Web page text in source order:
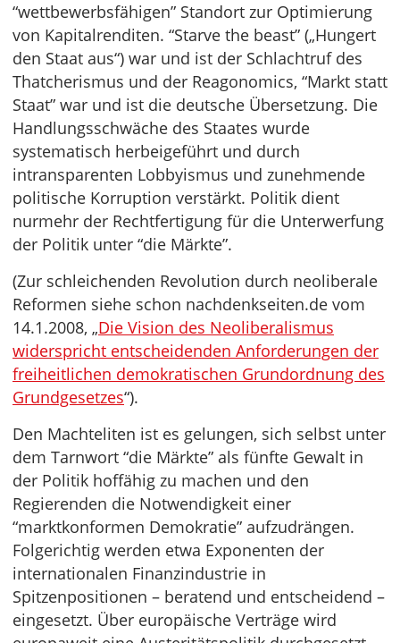
“wettbewerbsfähigen” Standort zur Optimierung
von Kapitalrenditen. “Starve the beast” („Hungert
den Staat aus“) war und ist der Schlachtruf des
Thatcherismus und der Reagonomics, “Markt statt
Staat” war und ist die deutsche Übersetzung. Die
Handlungsschwäche des Staates wurde
systematisch herbeigeführt und durch
intransparenten Lobbyismus und zunehmende
politische Korruption verstärkt. Politik dient
nurmehr der Rechtfertigung für die Unterwerfung
der Politik unter “die Märkte”.
(Zur schleichenden Revolution durch neoliberale
Reformen siehe schon nachdenkseiten.de vom
14.1.2008, „Die Vision des Neoliberalismus
widerspricht entscheidenden Anforderungen der
freiheitlichen demokratischen Grundordnung des
Grundgesetzes“).
Den Machteliten ist es gelungen, sich selbst unter
dem Tarnwort “die Märkte” als fünfte Gewalt in
der Politik hoffähig zu machen und den
Regierenden die Notwendigkeit einer
“marktkonformen Demokratie” aufzudrängen.
Folgerichtig werden etwa Exponenten der
internationalen Finanzindustrie in
Spitzenpositionen – beratend und entscheidend –
eingesetzt. Über europäische Verträge wird